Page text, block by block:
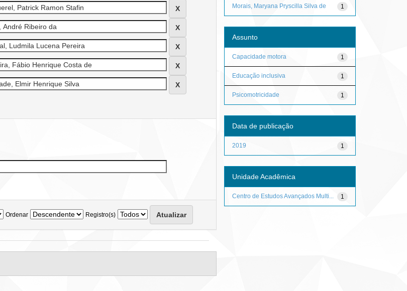
Ordenar Registro(s)
1
Morais, Maryana Pryscilla Silva de
Assunto
1
Capacidade motora
1
Educação inclusiva
1
Psicomotricidade
Data de publicação
1
2019
Unidade Acadêmica
1
Centro de Estudos Avançados Multi...